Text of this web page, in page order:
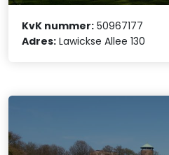
KvK nummer: 50967177
Adres: Lawickse Allee 130